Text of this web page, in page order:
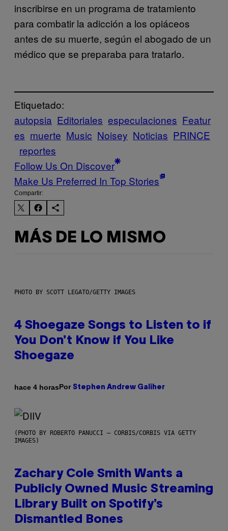
inscribirse en un programa de tratamiento
para combatir la adicción a los opiáceos
antes de su muerte, según el abogado de un
médico que se preparaba para tratarlo.
Etiquetado:
autopsia Editoriales especulaciones Featur
es muerte Music Noisey Noticias PRINCE
reportes
Follow Us On Discover
Make Us Preferred In Top Stories
Compartir:
MÁS DE LO MISMO
PHOTO BY SCOTT LEGATO/GETTY IMAGES
4 Shoegaze Songs to Listen to if
You Don’t Know if You Like
Shoegaze
hace 4 horasPor Stephen Andrew Galiher
(PHOTO BY ROBERTO PANUCCI – CORBIS/CORBIS VIA GETTY
IMAGES)
Zachary Cole Smith Wants a
Publicly Owned Music Streaming
Library Built on Spotify’s
Dismantled Bones